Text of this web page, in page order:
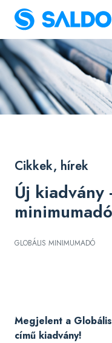
Cikkek, hírek
Új kiadvány
GLOBÁLIS MINIMUMADÓ
Megjelent a
című kiadvány!